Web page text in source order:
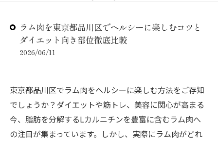
ラム肉を東京都品川区でヘルシーに楽しむコツと
ダイエット向き部位徹底比較
2026/06/11
東京都品川区でラム肉をヘルシーに楽しむ方法をご存知
でしょうか？ダイエットや筋トレ、美容に関心が高まる
今、脂肪を分解するLカルニチンを豊富に含むラム肉へ
の注目が集まっています。しかし、実際にラム肉がどれ